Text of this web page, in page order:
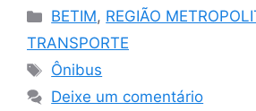
Categorias
BETIM, REGIÃO
TRANSPORTE
Tags
Ônibus
Deixe um comentário